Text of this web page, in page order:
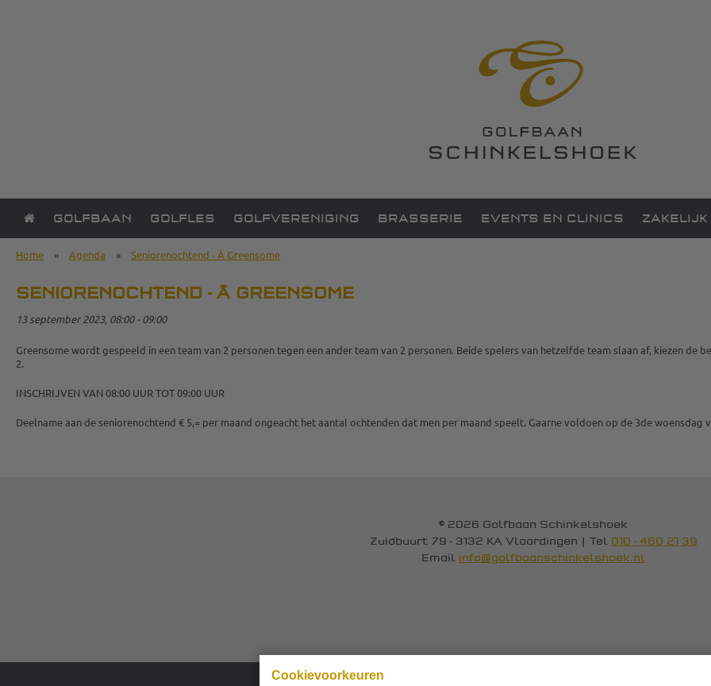
Cookievoorkeuren
GOLFBAAN GOLFLES GOLFVERENIGING BRASSERIE EVENTS EN CLINICS ZAKELIJK
Home » Agenda » Seniorenochtend - Â Greensome
SENIORENOCHTEND - Â GREENSOME
13 september 2023, 08:00 - 09:00
Greensome wordt gespeeld in een team van 2 personen tegen een ander team van 2 personen. Beide spelers van hetzelfde team slaan af, kiezen de
2.
INSCHRIJVEN VAN 08:00 UUR TOT 09:00 UUR
Deelname aan de seniorenochtend € 5,= per maand ongeacht het aantal ochtenden dat men per maand speelt. Gaarne voldoen op de 3de woensdag
© 2026 Golfbaan Schinkelshoek
Zuidbuurt 79 - 3132 KA Vlaardingen | Tel 010 - 460 21 39
Email info@golfbaanschinkelshoek.nl